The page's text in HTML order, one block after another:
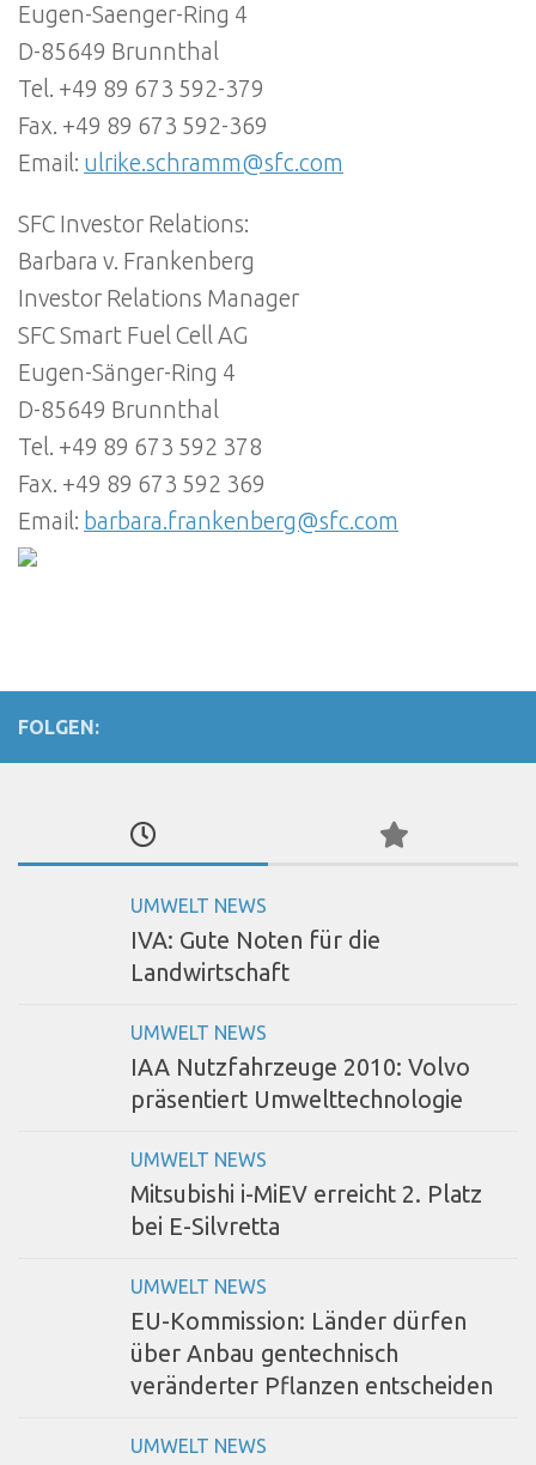
Eugen-Saenger-Ring 4
D-85649 Brunnthal
Tel. +49 89 673 592-379
Fax. +49 89 673 592-369
Email: ulrike.schramm@sfc.com
SFC Investor Relations:
Barbara v. Frankenberg
Investor Relations Manager
SFC Smart Fuel Cell AG
Eugen-Sänger-Ring 4
D-85649 Brunnthal
Tel. +49 89 673 592 378
Fax. +49 89 673 592 369
Email: barbara.frankenberg@sfc.com
FOLGEN:
UMWELT NEWS
IVA: Gute Noten für die
Landwirtschaft
UMWELT NEWS
IAA Nutzfahrzeuge 2010: Volvo
präsentiert Umwelttechnologie
UMWELT NEWS
Mitsubishi i-MiEV erreicht 2. Platz
bei E-Silvretta
UMWELT NEWS
EU-Kommission: Länder dürfen
über Anbau gentechnisch
veränderter Pflanzen entscheiden
UMWELT NEWS